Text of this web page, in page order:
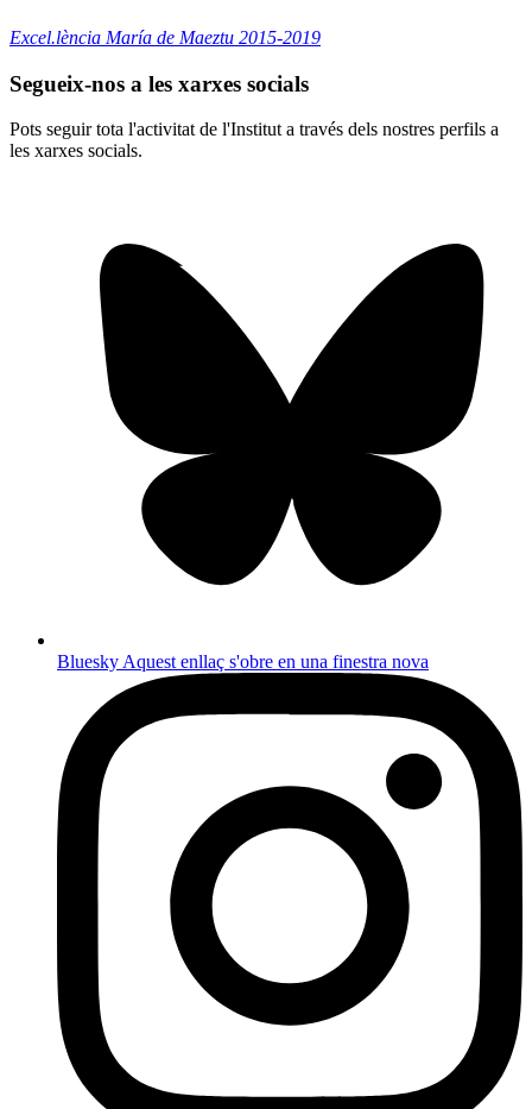
Excel.lència María de Maeztu 2015-2019
Segueix-nos a les xarxes socials
Pots seguir tota l'activitat de l'Institut a través dels nostres perfils a
les xarxes socials.
Bluesky Aquest enllaç s'obre en una finestra nova